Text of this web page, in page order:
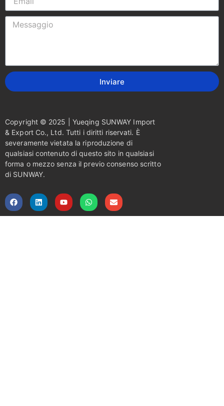
Inviare
Copyright © 2025 | Yueqing SUNWAY Import
& Export Co., Ltd. Tutti i diritti riservati. È
severamente vietata la riproduzione di
qualsiasi contenuto di questo sito in qualsiasi
forma o mezzo senza il previo consenso scritto
di SUNWAY.